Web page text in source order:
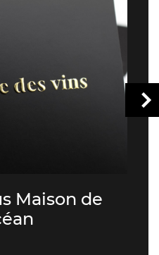
Maison de